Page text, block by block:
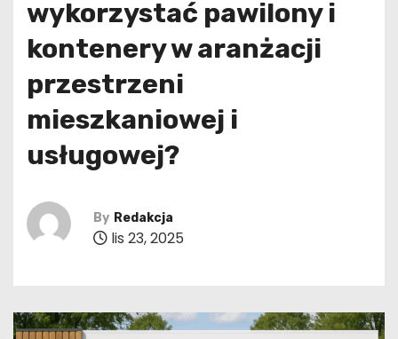
wykorzystać pawilony i
kontenery w aranżacji
przestrzeni
mieszkaniowej i
usługowej?
By Redakcja
lis 23, 2025